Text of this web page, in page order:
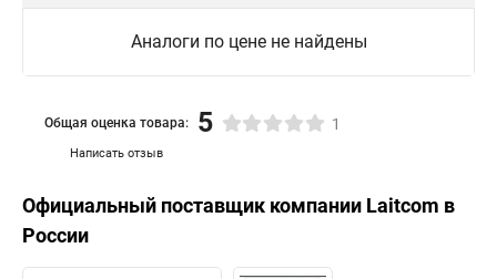
Аналоги по цене не найдены
Написать отзыв
Общая оценка товара: 5 1
Официальный поставщик компании Laitcom в
России